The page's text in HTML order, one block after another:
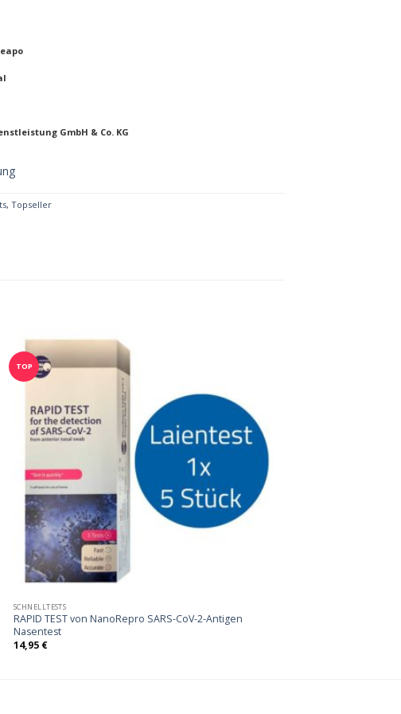
GmbH & Co. KG
, Topseller
TOP
SCHNELLTESTS
RAPID TEST von NanoRepro SARS-CoV-2-Antigen
Nasentest
14,95 €